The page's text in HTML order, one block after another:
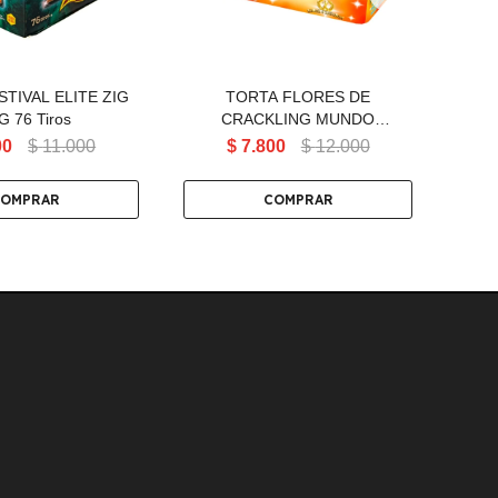
ELITE ZIG
76 Tiros
$ 11.000
TORTA FLORES DE
CRACKLING MUNDO
PIROTECNICO 80 Tiros
$ 7.800 $ 12.000